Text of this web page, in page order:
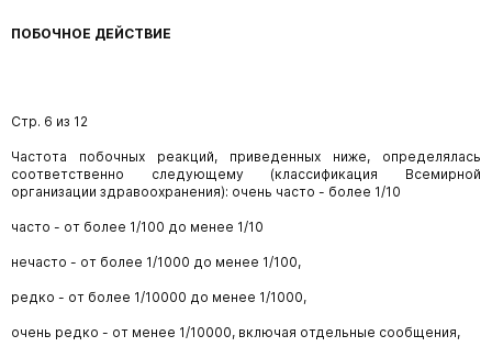
ПОБОЧНОЕ ДЕЙСТВИЕ
Стр. 6 из 12
Частота побочных реакций, приведенных ниже, определялась
соответственно следующему (классификация Всемирной
организации здравоохранения): очень часто - более 1/10
часто - от более 1/100 до менее 1/10
нечасто - от более 1/1000 до менее 1/100,
редко - от более 1/10000 до менее 1/1000,
очень редко - от менее 1/10000, включая отдельные сообщения,